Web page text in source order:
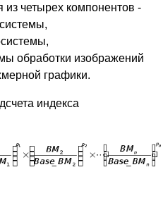
из четырех компонентов -
обработки изображений
графики.
индекса